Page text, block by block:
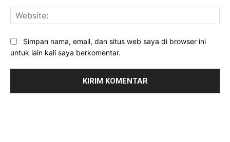
Simpan nama, email, dan situs web saya di browser ini
untuk lain kali saya berkomentar.